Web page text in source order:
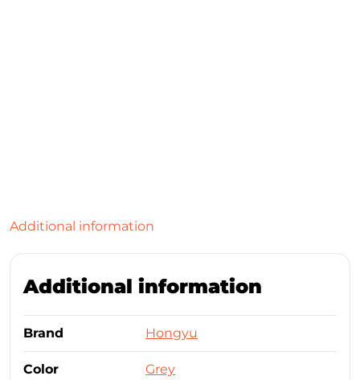
Additional information
Additional information
Brand Hongyu
Color Grey